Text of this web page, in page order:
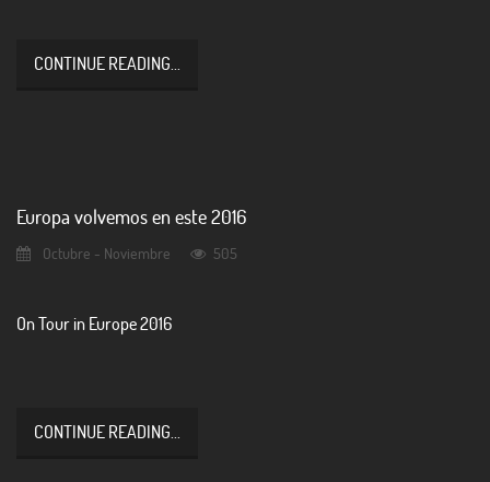
CONTINUE READING...
Europa volvemos en este 2016
Octubre - Noviembre 505
On Tour in Europe 2016
CONTINUE READING...